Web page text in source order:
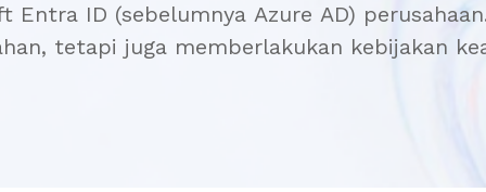
Entra ID (sebelumnya Azure AD)
tetapi juga memberlakukan kebijakan